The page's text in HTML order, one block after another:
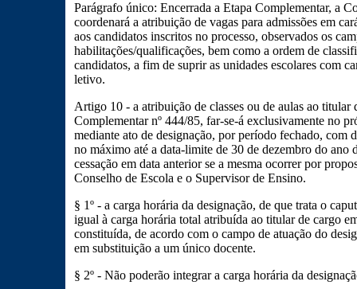
Parágrafo único: Encerrada a Etapa Complementar, a
coordenará a atribuição de vagas para admissões em
aos candidatos inscritos no processo, observados os
habilitações/qualificações, bem como a ordem de
candidatos, a fim de suprir as unidades escolares com
letivo.
Artigo 10 - a atribuição de classes ou de aulas ao
Complementar nº 444/85, far-se-á exclusivamente no
mediante ato de designação, por período fechado, com
no máximo até a data-limite de 30 de dezembro do ano
cessação em data anterior se a mesma ocorrer por
Conselho de Escola e o Supervisor de Ensino.
§ 1º - a carga horária da designação, de que trata o
igual à carga horária total atribuída ao titular de cargo
constituída, de acordo com o campo de atuação do
em substituição a um único docente.
§ 2º - Não poderão integrar a carga horária da